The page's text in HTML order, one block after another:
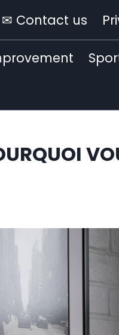
✉ Contact us